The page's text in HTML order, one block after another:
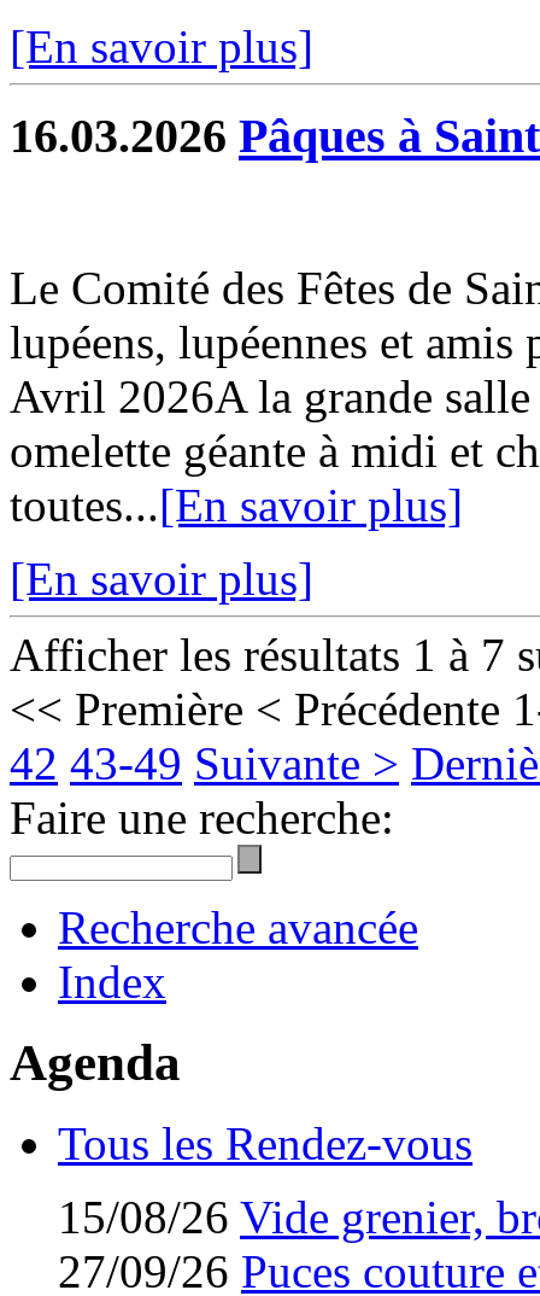
[En savoir plus]
16.03.2026 Pâques à
Le Comité des Fêtes de
lupéens, lupéennes et
Avril 2026A la grande
omelette géante à midi et
toutes...[En savoir plus]
[En savoir plus]
Afficher les résultats 1 à 7
<< Première < Précédente
42 43-49 Suivante >
Faire une recherche:
Recherche avancée
Index
Agenda
Tous les Rendez-vous
15/08/26 Vide grenier,
27/09/26 Puces couture